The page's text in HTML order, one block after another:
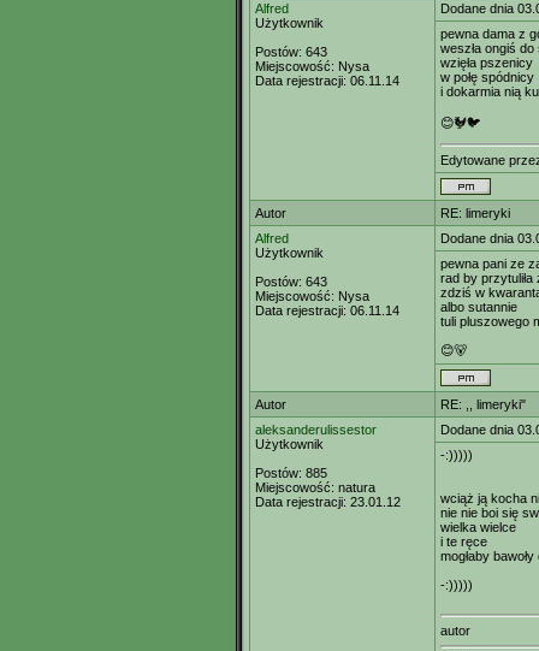
Alfred
Użytkownik
Postów: 643
Miejscowość: Nysa
Data rejestracji: 06.11.14
Dodane dnia
pewna dama z
weszła ongiś do
wzięła pszenicy
w połę spódnicy
i dokarmia nią
😊🐓🐦
Edytowane
Autor
RE: limeryki
Alfred
Użytkownik
Postów: 643
Miejscowość: Nysa
Data rejestracji: 06.11.14
Dodane dnia
pewna pani ze
rad by przytuliła
zdziś w
albo sutannie
tuli pluszowego
😊🐻
Autor
RE: ,, limeryki"
aleksanderulissestor
Użytkownik
Postów: 885
Miejscowość: natura
Data rejestracji: 23.01.12
Dodane dnia
-:)))))
wciąż ją kocha
nie nie boi się
wielka wielce
i te ręce
mogłaby
-:)))))
autor